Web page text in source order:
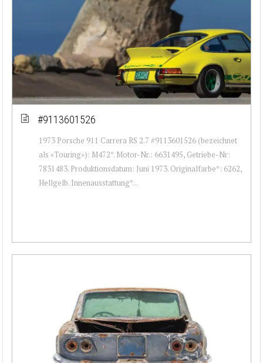
#9113601526
1973 Porsche 911 Carrera RS 2.7 #9113601526 (bezeichnet
als «Touring»): M472*. Motor-Nr.: 6631495, Getriebe-Nr:
7831483. Produktionsdatum: Juni 1973. Originalfarbe*: 6262,
Hellgelb. Innenausstattung*...